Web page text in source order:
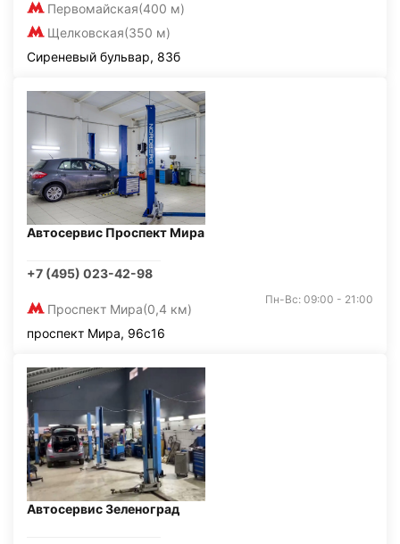
Первомайская(400 м)
Щелковская(350 м)
Сиреневый бульвар, 83б
Автосервис Проспект Мира
+7 (495) 023-42-98
Проспект Мира(0,4 км)
Пн-Вс: 09:00 - 21:00
проспект Мира, 96с16
Автосервис Зеленоград